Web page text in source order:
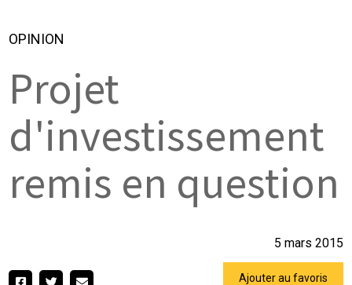
OPINION
Projet
d'investissement
remis en question
5 mars 2015
Ajouter au favoris